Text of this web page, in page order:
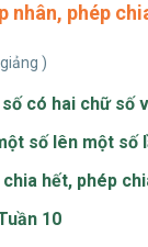
nhân, phép
)
số có hai chữ số
số lên một số
chia hết, phép
10